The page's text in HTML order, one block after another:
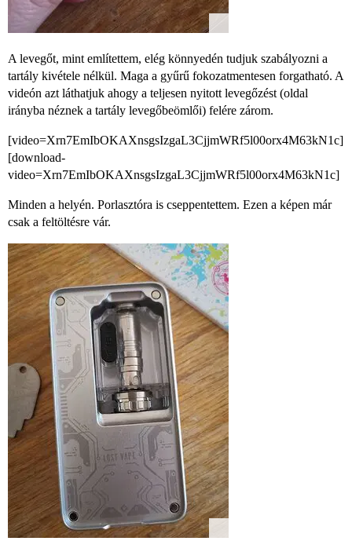
A levegőt, mint említettem, elég könnyedén tudjuk szabályozni a
tartály kivétele nélkül. Maga a gyűrű fokozatmentesen forgatható. A
videón azt láthatjuk ahogy a teljesen nyitott levegőzést (oldal
irányba néznek a tartály levegőbeömlői) felére zárom.
[video=Xrn7EmIbOKAXnsgsIzgaL3CjjmWRf5l00orx4M63kN1c]
[download-
video=Xrn7EmIbOKAXnsgsIzgaL3CjjmWRf5l00orx4M63kN1c]
Minden a helyén. Porlasztóra is cseppentettem. Ezen a képen már
csak a feltöltésre vár.